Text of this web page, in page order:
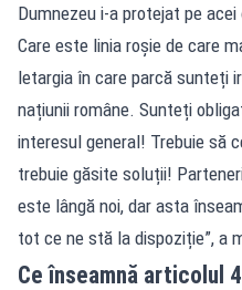
Dumnezeu i-a protejat pe
Care este linia roșie de care
letargia în care parcă sunteți
națiunii române. Sunteți
interesul general! Trebuie să
trebuie găsite soluții!
este lângă noi, dar asta
tot ce ne stă la dispoziție”, a
Ce înseamnă articolul